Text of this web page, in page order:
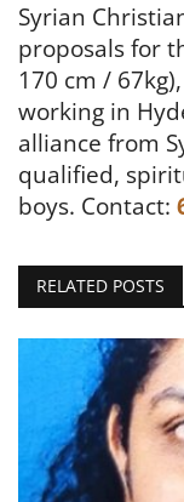
Syrian
proposals for
170 cm /
working in
alliance from
qualified,
boys. Contact:
RELATED POSTS